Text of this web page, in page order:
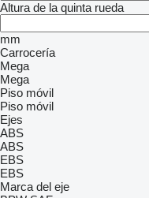
Altura de la quinta rueda
mm
Carrocería
Mega
Mega
Piso móvil
Piso móvil
Ejes
ABS
ABS
EBS
EBS
Marca del eje